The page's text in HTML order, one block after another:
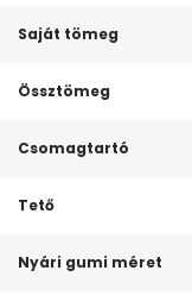
Saját tömeg
Össztömeg
Csomagtartó
Tető
Nyári gumi méret